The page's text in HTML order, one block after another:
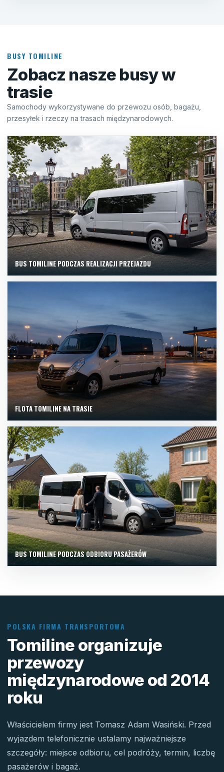
BUSY TOMILINE
Zobacz nasze busy w
trasie
Samochody wykorzystywane do przewozu osób, bagażu,
przesyłek i rzeczy na trasach międzynarodowych.
BUS TOMILINE PODCZAS REALIZACJI PRZEJAZDU
FLOTA TOMILINE NA TRASIE
BUS TOMILINE PODCZAS ODBIORU PASAŻERÓW
POLSKA FIRMA TRANSPORTOWA
Tomiline organizuje
przewozy
międzynarodowe od 2014
roku
Właścicielem firmy jest Tomasz Adam Wasiński. Przed
wyjazdem telefonicznie ustalamy najważniejsze
szczegóły: miejsce odbioru, cel podróży, termin, liczbę
pasażerów i bagaż.